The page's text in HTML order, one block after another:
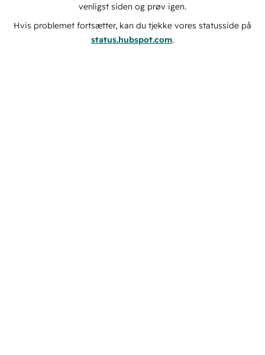
venligst siden og prøv igen.
Hvis problemet fortsætter, kan du tjekke vores statusside på
status.hubspot.com.